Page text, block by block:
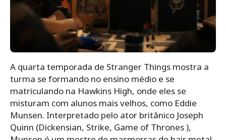
A quarta temporada de Stranger Things mostra a
turma se formando no ensino médio e se
matriculando na Hawkins High, onde eles se
misturam com alunos mais velhos, como Eddie
Munsen. Interpretado pelo ator britânico Joseph
Quinn (Dickensian, Strike, Game of Thrones ),